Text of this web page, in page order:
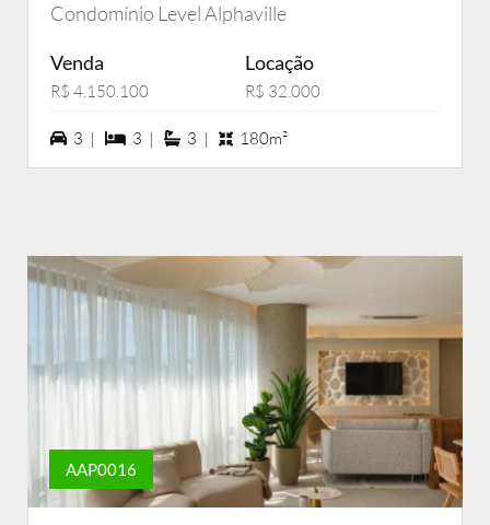
Condomínio Level Alphaville
Venda
R$ 4.150.100
Locação
R$ 32.000
3 vagas na garagem
3 | 3 dormiórios
3 | 3 suítes
3 | 180m²
AAP0016